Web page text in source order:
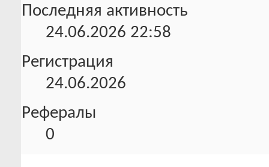
Последняя активность
24.06.2026 22:58
Регистрация
24.06.2026
Рефералы
0